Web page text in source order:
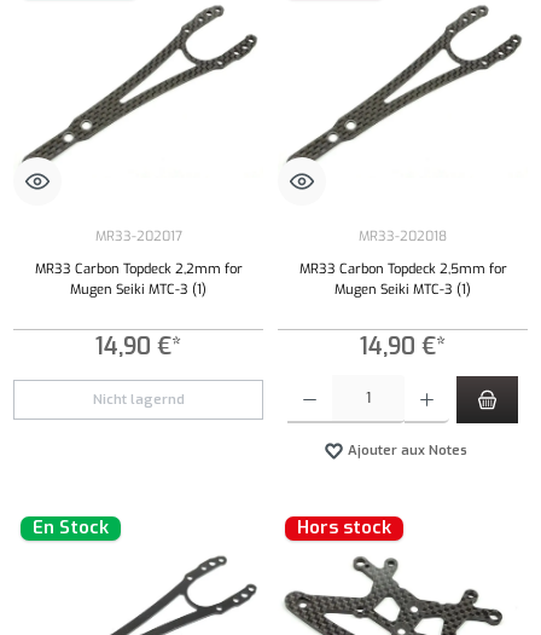
MR33-202017
MR33 Carbon Topdeck 2,2mm for
Mugen Seiki MTC-3 (1)
14,90 €*
Nicht lagernd
MR33-202018
MR33 Carbon Topdeck 2,5mm for
Mugen Seiki MTC-3 (1)
14,90 €*
Ajouter aux Notes
En Stock Hors stock